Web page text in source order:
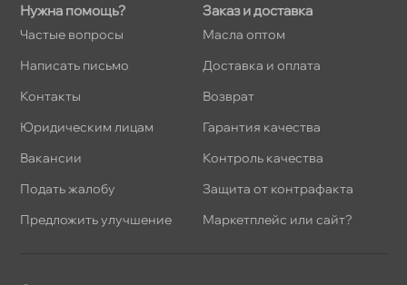
Нужна помощь?
Частые вопросы
Написать письмо
Контакты
Юридическим лицам
акансии
Подать жалобу
Предложить улучшение
Заказ и доставка
Масла оптом
Доставка и оплата
озврат
Гарантия качества
Контроль качества
Защита от контрафакта
Маркетплейс или сайт?